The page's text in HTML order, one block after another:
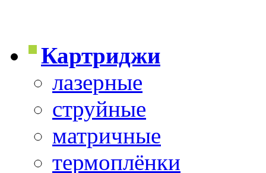
Картриджи
лазерные
струйные
матричные
термоплёнки